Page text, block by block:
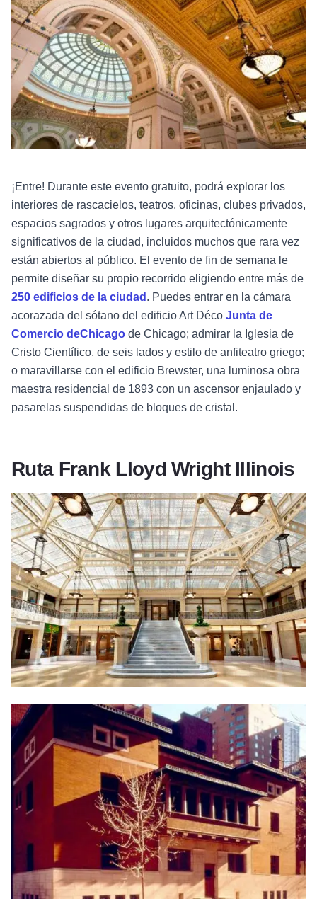
¡Entre! Durante este evento gratuito, podrá explorar los
interiores de rascacielos, teatros, oficinas, clubes privados,
espacios sagrados y otros lugares arquitectónicamente
significativos de la ciudad, incluidos muchos que rara vez
están abiertos al público. El evento de fin de semana le
permite diseñar su propio recorrido eligiendo entre más de
250 edificios de la ciudad . Puedes entrar en la cámara
acorazada del sótano del edificio Art Déco Junta de
Comercio deChicago de Chicago; admirar la Iglesia de
Cristo Científico, de seis lados y estilo de anfiteatro griego;
o maravillarse con el edificio Brewster, una luminosa obra
maestra residencial de 1893 con un ascensor enjaulado y
pasarelas suspendidas de bloques de cristal.
Ruta Frank Lloyd Wright Illinois